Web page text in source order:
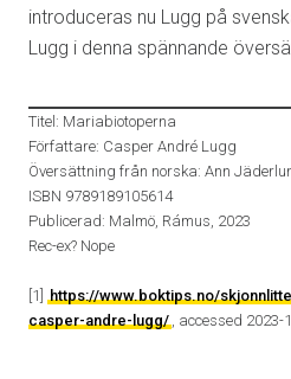
introduceras nu Lugg på
Lugg i denna spännande
Titel: Mariabiotoperna
Författare: Casper André Lugg
Översättning från norska: Ann
ISBN 9789189105614
Publicerad: Malmö, Rámus, 2023
Rec-ex? Nope
[1]
https://www.boktips.no/
casper-andre-lugg/ , accessed 2023-